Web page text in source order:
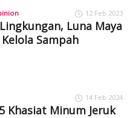
12 Feb 2023
Luna Maya
Sampah
14 Feb 2024
Khasiat Minum Jeruk